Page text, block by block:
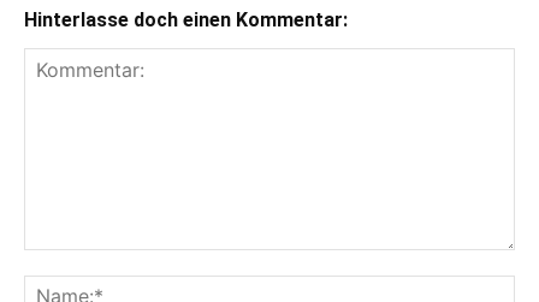
Hinterlasse doch einen Kommentar: